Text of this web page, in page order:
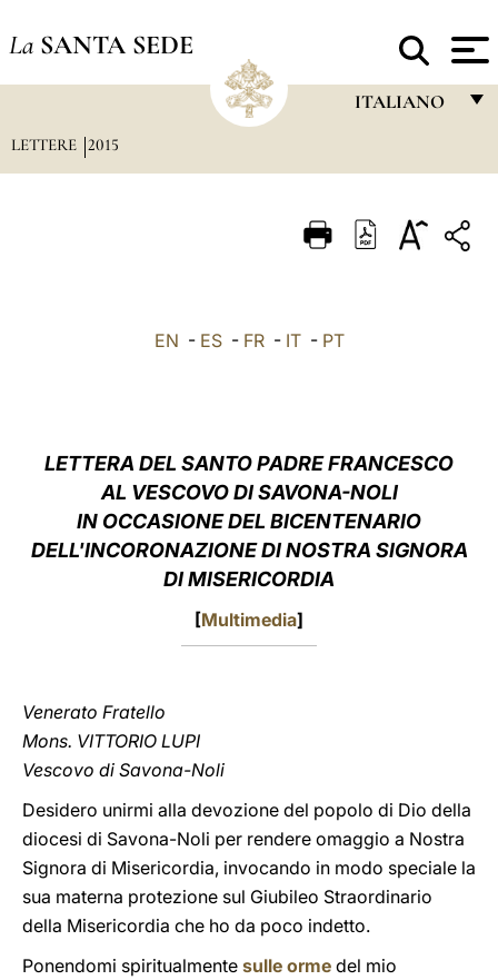
La SANTA SEDE
ITALIANO
ITALIANO
中文
LATINE
LETTERE 2015
EN - ES- FR- IT- PT
LETTERA DEL SANTO PADRE FRANCESCO
AL VESCOVO DI SAVONA-NOLI
IN OCCASIONE DEL BICENTENARIO
DELL'INCORONAZIONE DI NOSTRA SIGNORA
DI MISERICORDIA
[Multimedia]
Venerato Fratello
Mons. VITTORIO LUPI
Vescovo di Savona-Noli
Desidero unirmi alla devozione del popolo di Dio della
diocesi di Savona-Noli per rendere omaggio a Nostra
Signora di Misericordia, invocando in modo speciale la
sua materna protezione sul Giubileo Straordinario
della Misericordia che ho da poco indetto.
Ponendomi spiritualmente sulle orme del mio